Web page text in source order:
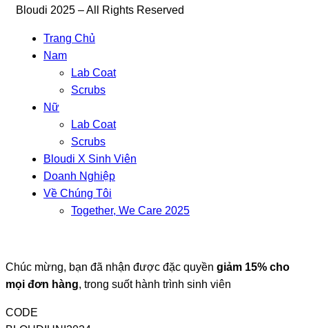
Bloudi 2025 – All Rights Reserved
Trang Chủ
Nam
Lab Coat
Scrubs
Nữ
Lab Coat
Scrubs
Bloudi X Sinh Viên
Doanh Nghiệp
Về Chúng Tôi
Together, We Care 2025
Chúc mừng, bạn đã nhận được đặc quyền giảm 15% cho
mọi đơn hàng, trong suốt hành trình sinh viên
CODE